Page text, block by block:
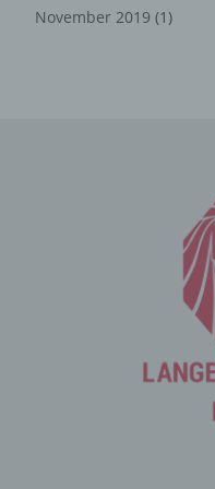
November 2019 (1)
an den für die
einen oder mehrere
einen
personenbezogenen
eine interne
Verantwortlichen
Durch eine
Verarbeitung
vergebene IP-Adresse,